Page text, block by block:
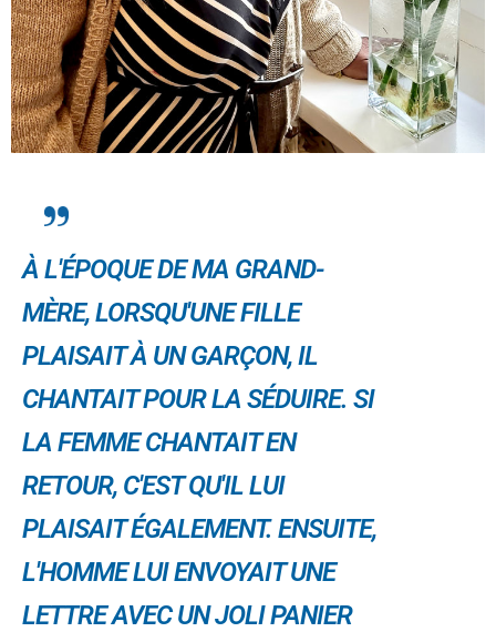
À L'ÉPOQUE DE MA GRAND-
MÈRE, LORSQU'UNE FILLE
PLAISAIT À UN GARÇON, IL
CHANTAIT POUR LA SÉDUIRE. SI
LA FEMME CHANTAIT EN
RETOUR, C'EST QU'IL LUI
PLAISAIT ÉGALEMENT. ENSUITE,
L'HOMME LUI ENVOYAIT UNE
LETTRE AVEC UN JOLI PANIER